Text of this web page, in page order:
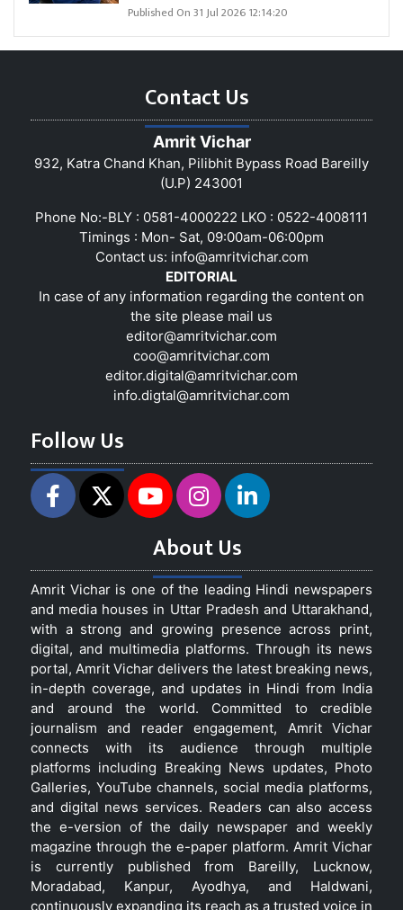
Published On 31 Jul 2026 12:14:20
Contact Us
Amrit Vichar
932, Katra Chand Khan, Pilibhit Bypass Road Bareilly
(U.P) 243001
Phone No:-BLY : 0581-4000222 LKO : 0522-4008111
Timings : Mon- Sat, 09:00am-06:00pm
Contact us: info@amritvichar.com
EDITORIAL
In case of any information regarding the content on
the site please mail us
editor@amritvichar.com
coo@amritvichar.com
editor.digital@amritvichar.com
info.digtal@amritvichar.com
Follow Us
About Us
Amrit Vichar is one of the leading Hindi newspapers
and media houses in Uttar Pradesh and Uttarakhand,
with a strong and growing presence across print,
digital, and multimedia platforms. Through its news
portal, Amrit Vichar delivers the latest breaking news,
in-depth coverage, and updates in Hindi from India
and around the world. Committed to credible
journalism and reader engagement, Amrit Vichar
connects with its audience through multiple
platforms including Breaking News updates, Photo
Galleries, YouTube channels, social media platforms,
and digital news services. Readers can also access
the e-version of the daily newspaper and weekly
magazine through the e-paper platform. Amrit Vichar
is currently published from Bareilly, Lucknow,
Moradabad, Kanpur, Ayodhya, and Haldwani,
continuously expanding its reach as a trusted voice in